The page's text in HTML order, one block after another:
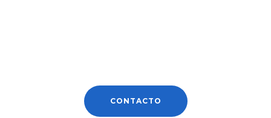
CONTACTO